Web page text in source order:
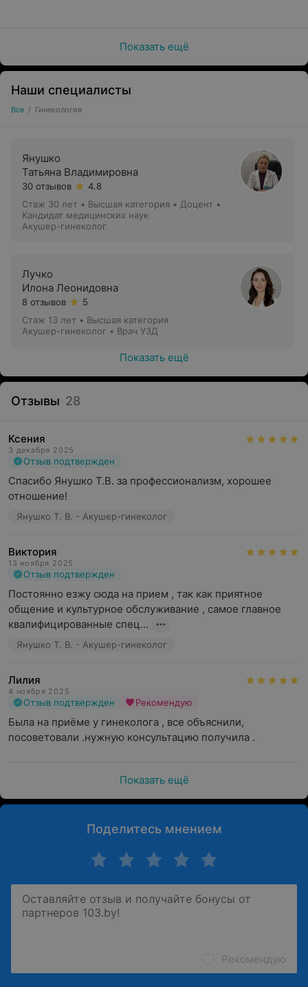
Диагностика и лечение нарушений менструального
цикла;
Диагностика и лечение нейроэндокринных
синдромов;
Диагностика и лечение заболеваний шейки матки;
Планирование беременности;
Индивидуальный подбор средств контрацепции;
Лечение климактерических нарушений;
УЗ-диагностика гинекологических заболеваний.
Обращаться к гинекологу рекомендуется в
беспокоит;
Наступление беременности;
Подбор средств контрацепции;
Дискомфорт и боли внизу живота;
Зуд в области наружных половых органов;
Изменения и патологические образований в области
Длительность консультации гинеколога может
варьироваться, но в среднем осмотр занимает
минут.
По итогам консультации врач устанавливает
нужно дождаться результатов анализов. Иногда могут
Показать ещё
Наши специалисты
Все / Гинекология
Янушко
Татьяна Владимировна
30 отзывов
4.8
Стаж 30 лет • Высшая категория • Доцент •
Кандидат медицинских наук
Акушер-гинеколог
Лучко
Илона Леонидовна
8 отзывов
5
Стаж 13 лет • Высшая категория
Акушер-гинеколог • Врач УЗД
Показать ещё
Отзывы 28
Ксения
3 декабря 2025
Отзыв подтвержден
Спасибо Янушко Т.В. за профессионализм, хорошее
отношение!
Янушко Т. В. - Акушер-гинеколог
Виктория
13 ноября 2025
Отзыв подтвержден
Постоянно езжу сюда на прием , так как приятное
общение и культурное обслуживание , самое главное
квалифицированные спец...
Янушко Т. В. - Акушер-гинеколог
Лилия
4 ноября 2025
Отзыв подтвержден Рекомендую
Была на приёме у гинеколога , все объяснили,
посоветовали .нужную консультацию получила .
Показать ещё
Поделитесь мнением
Рекомендую